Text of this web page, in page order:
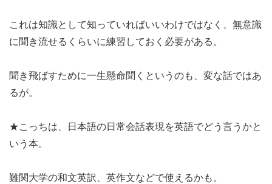
これは知識として知っていればいいわけではなく、無意識
に聞き流せるくらいに練習しておく必要がある。
聞き飛ばすために一生懸命聞くというのも、変な話ではあ
るが。
★こっちは、日本語の日常会話表現を英語でどう言うかと
いう本。
難関大学の和文英訳、英作文などで使えるかも。